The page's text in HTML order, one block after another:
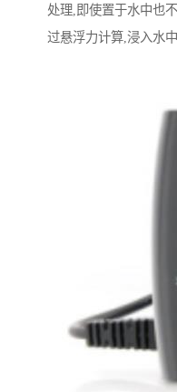
处理,即使置于水中也
过悬浮力计算,浸入水